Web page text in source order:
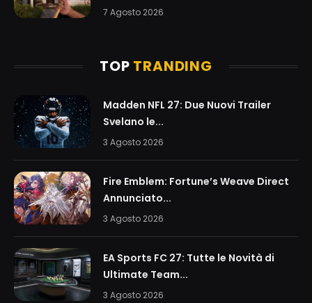
7 Agosto 2026
TOP TRANDING
Madden NFL 27: Due Nuovi Trailer
Svelano le...
3 Agosto 2026
Fire Emblem: Fortune’s Weave Direct
Annunciato...
3 Agosto 2026
EA Sports FC 27: Tutte le Novità di
Ultimate Team...
3 Agosto 2026